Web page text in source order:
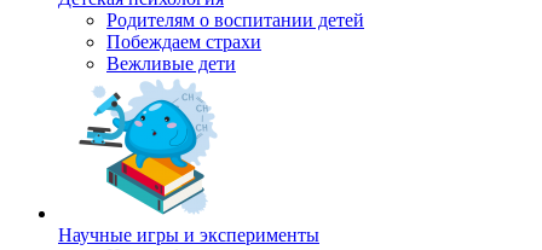
Родителям о воспитании детей
Побеждаем страхи
Вежливые дети
Научные игры и эксперименты